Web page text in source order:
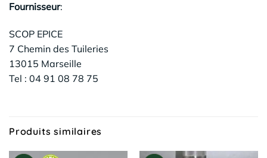
Fournisseur:
SCOP EPICE
7 Chemin des Tuileries
13015 Marseille
Tel : 04 91 08 78 75
Produits similaires